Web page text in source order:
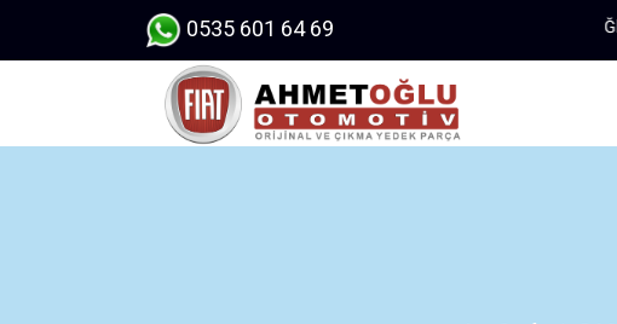
0535 601 64 69 AHMETOĞLU